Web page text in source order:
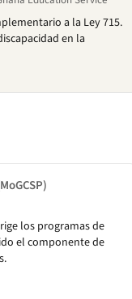
a la Ley 715.
en la
los programas de
el componente de